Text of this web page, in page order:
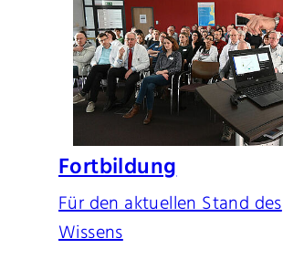
Fortbildung
Für den aktuellen Stand des
Wissens